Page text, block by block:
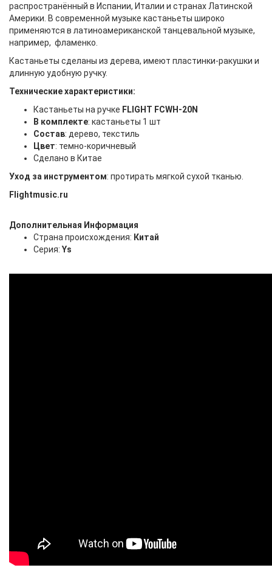
распространённый в Испании, Италии и странах Латинской
Америки. В современной музыке кастаньеты широко
применяются в латиноамериканской танцевальной музыке,
например, фламенко.
Кастаньеты сделаны из дерева, имеют пластинки-ракушки и
длинную удобную ручку.
Технические характеристики:
Кастаньеты на ручке FLIGHT FCWH-20N
В комплекте: кастаньеты 1 шт
Состав: дерево, текстиль
Цвет: темно-коричневый
Сделано в Китае
Уход за инструментом: протирать мягкой сухой тканью.
Flightmusic.ru
Дополнительная Информация
Страна происхождения: Китай
Серия: Ys